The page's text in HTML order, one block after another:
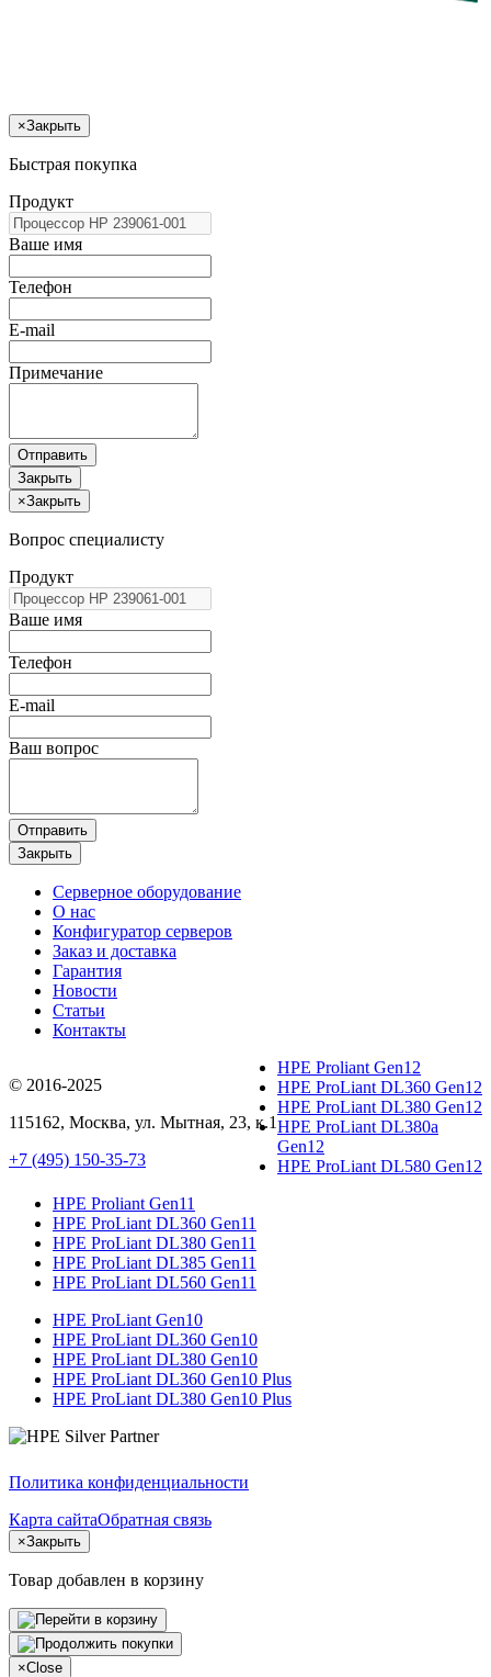
×Закрыть
Быстрая покупка
Продукт
Ваше имя
Телефон
E-mail
Примечание
Отправить
Закрыть
×Закрыть
Вопрос специалисту
Продукт
Ваше имя
Телефон
E-mail
Ваш вопрос
Отправить
Закрыть
Серверное оборудование
О нас
Конфигуратор серверов
Заказ и доставка
Гарантия
Новости
Статьи
Контакты
© 2016-2025
115162, Москва, ул. Мытная, 23, к.1
+7 (495) 150-35-73
HPE Proliant Gen12
HPE ProLiant DL360 Gen12
HPE ProLiant DL380 Gen12
HPE ProLiant DL380a
Gen12
HPE ProLiant DL580 Gen12
HPE Proliant Gen11
HPE ProLiant DL360 Gen11
HPE ProLiant DL380 Gen11
HPE ProLiant DL385 Gen11
HPE ProLiant DL560 Gen11
HPE ProLiant Gen10
HPE ProLiant DL360 Gen10
HPE ProLiant DL380 Gen10
HPE ProLiant DL360 Gen10 Plus
HPE ProLiant DL380 Gen10 Plus
Политика конфиденциальности
Карта сайтаОбратная связь
×Закрыть
Товар добавлен в корзину
×Close